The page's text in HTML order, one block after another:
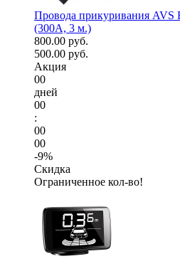
Провода прикуривания AVS
(300А, 3 м.)
800.00 руб.
500.00 руб.
Акция
00
дней
00
:
00
00
-9%
Скидка
Ограниченное кол-во!